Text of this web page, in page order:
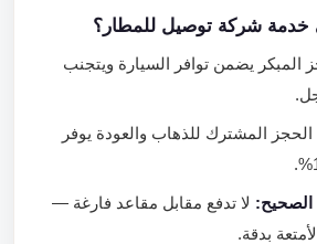
شركة توصيل للمطار؟
يضمن توافر السيارة ويتجنب
المشترك للذهاب والعودة يوفر
لا تدفع مقابل مقاعد فارغة —
بدقة.